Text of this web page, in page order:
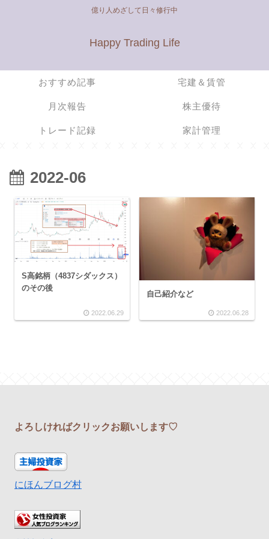
億り人めざして日々修行中
Happy Trading Life
おすすめ記事 宅建＆賃管
月次報告 株主優待
トレード記録 家計管理
2022-06
S高銘柄（4837シダックス）
のその後
2022.06.29
自己紹介など
2022.06.28
よろしければクリックお願いします♡
にほんブログ村